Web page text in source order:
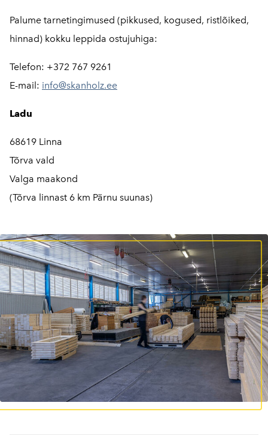
Palume tarnetingimused (pikkused, kogused, ristlõiked,
hinnad) kokku leppida ostujuhiga:
Telefon: +372 767 9261
E-mail: info@skanholz.ee
Ladu
68619 Linna
Tõrva vald
Valga maakond
(Tõrva linnast 6 km Pärnu suunas)